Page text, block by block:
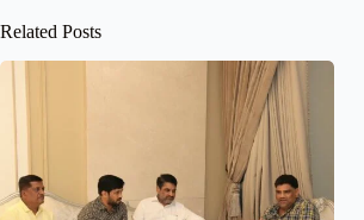
Related Posts